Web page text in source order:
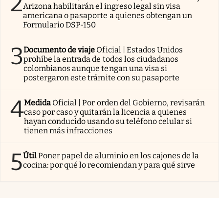
Arizona habilitarán el ingreso legal sin visa
americana o pasaporte a quienes obtengan un
Formulario DSP-150
3Documento de viaje Oficial | Estados Unidos
prohíbe la entrada de todos los ciudadanos
colombianos aunque tengan una visa si
postergaron este trámite con su pasaporte
4Medida Oficial | Por orden del Gobierno, revisarán
caso por caso y quitarán la licencia a quienes
hayan conducido usando su teléfono celular si
tienen más infracciones
5ÚtilPoner papel de aluminio en los cajones de la
cocina: por qué lo recomiendan y para qué sirve